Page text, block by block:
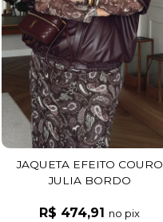
JAQUETA EFEITO COURO
JULIA BORDO
R$ 474,91 no pix